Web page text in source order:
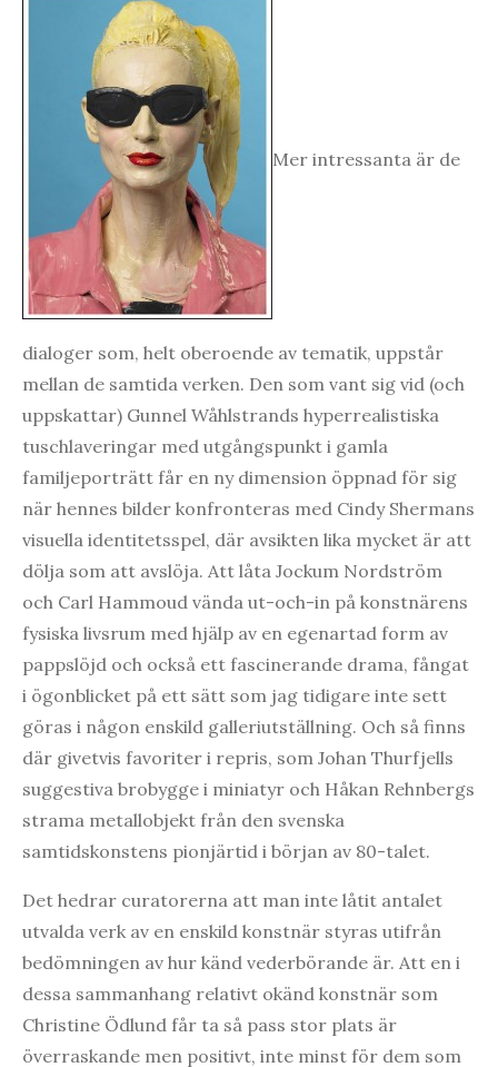
Mer intressanta är de
dialoger som, helt oberoende av tematik, uppstår
mellan de samtida verken. Den som vant sig vid (och
uppskattar) Gunnel Wåhlstrands hyperrealistiska
tuschlaveringar med utgångspunkt i gamla
familjeporträtt får en ny dimension öppnad för sig
när hennes bilder konfronteras med Cindy Shermans
visuella identitetsspel, där avsikten lika mycket är att
dölja som att avslöja. Att låta Jockum Nordström
och Carl Hammoud vända ut-och-in på konstnärens
fysiska livsrum med hjälp av en egenartad form av
pappslöjd och också ett fascinerande drama, fångat
i ögonblicket på ett sätt som jag tidigare inte sett
göras i någon enskild galleriutställning. Och så finns
där givetvis favoriter i repris, som Johan Thurfjells
suggestiva brobygge i miniatyr och Håkan Rehnbergs
strama metallobjekt från den svenska
samtidskonstens pionjärtid i början av 80-talet.
Det hedrar curatorerna att man inte låtit antalet
utvalda verk av en enskild konstnär styras utifrån
bedömningen av hur känd vederbörande är. Att en i
dessa sammanhang relativt okänd konstnär som
Christine Ödlund får ta så pass stor plats är
överraskande men positivt, inte minst för dem som